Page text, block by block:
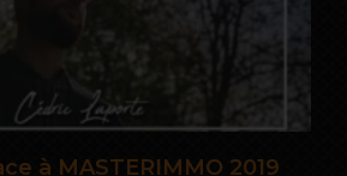
à MASTERIMMO 2019